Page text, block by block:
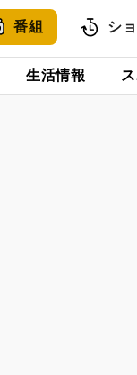
番組 シ
生活情報